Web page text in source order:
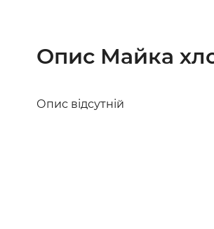
Опис Майка
Опис відсутній